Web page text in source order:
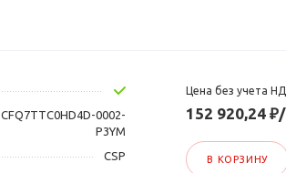
CFQ7TTC0HD4D-0002-
P3YM
CSP
Цена без учета
152 920,24
В КОРЗИНУ